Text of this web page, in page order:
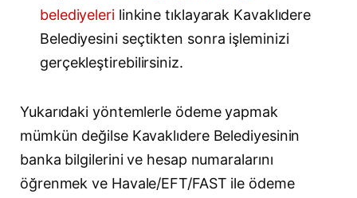
belediyelerilinkine tıklayarak Kavaklıdere
Belediyesini seçtikten sonra işleminizi
gerçekleştirebilirsiniz.
Yukarıdaki yöntemlerle ödeme yapmak
mümkün değilse Kavaklıdere Belediyesinin
banka bilgilerini ve hesap numaralarını
öğrenmek ve Havale/EFT/FAST ile ödeme